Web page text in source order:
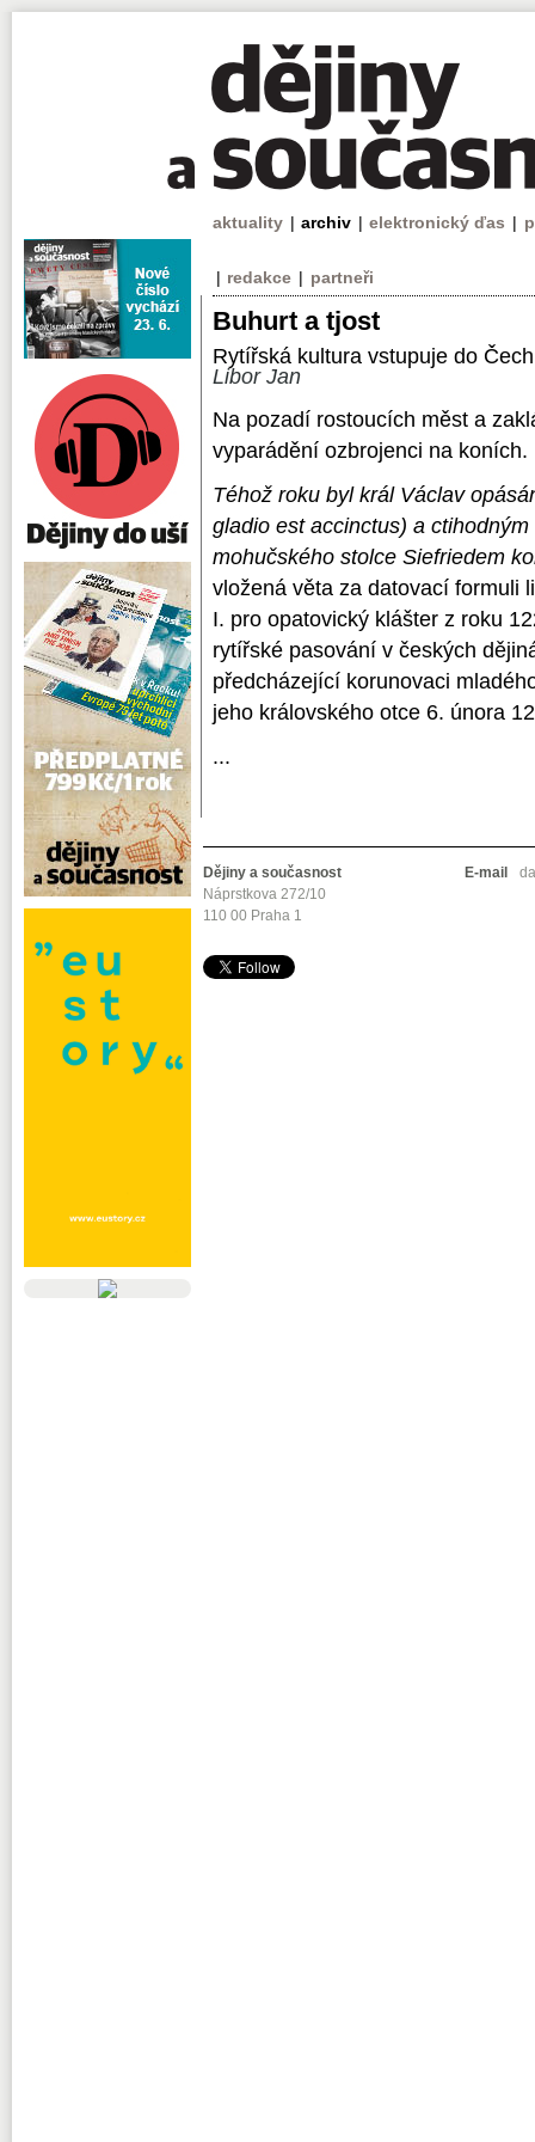
aktuality | archiv | elektronický ďas |
| redakce | partneři
Buhurt a tjost
Rytířská kultura vstupuje do
Libor Jan
Na pozadí rostoucích měst a
vyparádění ozbrojenci na koních.
Téhož roku byl král Václav
gladio est accinctus) a
mohučského stolce Siefriedem
vložená věta za datovací formuli
I. pro opatovický klášter z roku
rytířské pasování v českých
předcházející korunovaci
jeho královského otce 6. února
...
Dějiny a současnost
Náprstkova 272/10
110 00 Praha 1
E-mail